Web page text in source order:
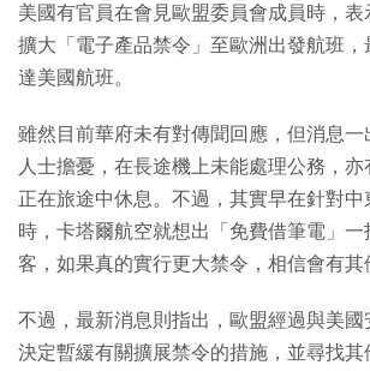
美國有官員在會見歐盟委員會成員時，
擴大「電子產品禁令」至歐洲出發航班，
達美國航班。
雖然目前華府未有對傳聞回應，但消息一
人士擔憂，在長途機上未能處理公務，
正在旅途中休息。不過，其實早在針對中
時，卡塔爾航空就想出「免費借筆電」一
客，如果真的實行更大禁令，相信會有其
不過，最新消息則指出，歐盟經過與美國
決定暫緩有關擴展禁令的措施，並尋找其